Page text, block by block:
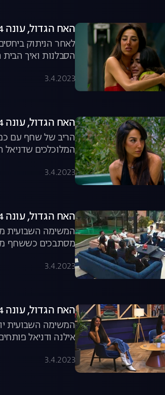
האח הגדול, עונה 4, פרק 51: מה קרה בבית אחרי ההדחה המפתיעה של קאזם?
לאחר הניתוק
הסבלנות ואיך
3.4.2023
האח הגדול, עונה 4, פרק 50: הדחה דרמטית
הריב של שחף עם
המלוכלכים
3.4.2023
האח הגדול, עונה 4, פרק 49: ערב הדחה מותח
המשימה השבועית
מסתבכים כששחף
האח הגדול עוזב את
3.4.2023
האח הגדול, עונה 4, פרק 48: משימת הדו-קרב
המשימה השבועית
אילנה ודניאל
בתוכנית "הדו"ח
3.4.2023